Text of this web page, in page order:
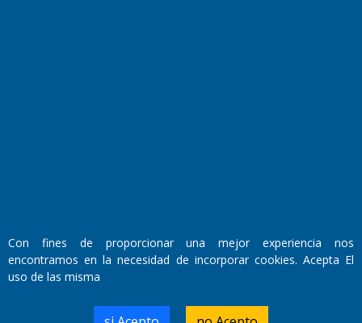
Santa Rosa, La Pampa.
Número de Registro DNDA:
Con fines de proporcionar una mejor experiencia nos
encontramos en la necesidad de incorporar cookies. Acepta El
uso de las misma